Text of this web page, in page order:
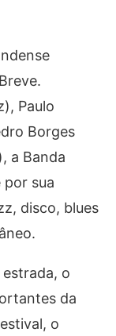
Paulo
Borges
a Banda
por sua
disco, blues
o
da
o